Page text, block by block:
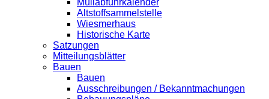
Müllabfuhrkalender
Altstoffsammelstelle
Wiesmerhaus
Historische Karte
Satzungen
Mitteilungsblätter
Bauen
Bauen
Ausschreibungen / Bekanntmachungen